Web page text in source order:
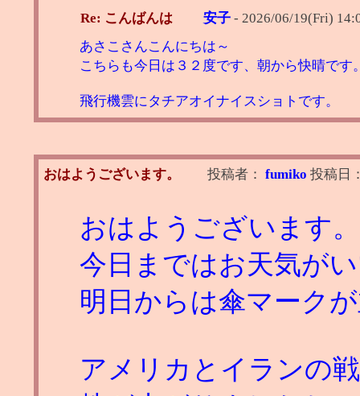
Re: こんばんは 安子 - 2026/06/19(Fri)
あさこさんこんにちは～
こちらも今日は３２度です、朝から快晴です
飛行機雲にタチアオイナイスショトです。
おはようございます。 投稿者： fumiko 投稿日
おはようございます。
今日まではお天気が
明日からは傘マーク
アメリカとイランの